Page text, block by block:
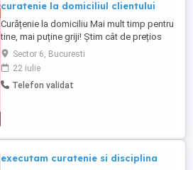
curatenie la domiciliul clientului
Curățenie la domiciliu Mai mult timp pentru
tine, mai puține griji! Știm cât de prețios
este timpul tău, iar o casă curată
înseamnă confort, liniște și un mediu
sănătos pentru întreaga familie. De aceea,
îți oferim servicii profesionale de
Sector 6, Bucuresti
22 iulie
Telefon validat
executam curatenie si disciplina